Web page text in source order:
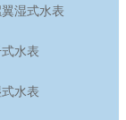
湿式水表
水表
水表